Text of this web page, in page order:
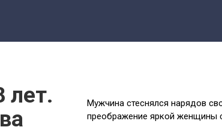
лет.
Мужчина стеснялся нарядов
преображение яркой женщины